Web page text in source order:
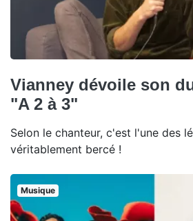
Vianney dévoile son
"A 2 à 3"
Selon le chanteur, c'est l'une des
véritablement bercé !
Musique